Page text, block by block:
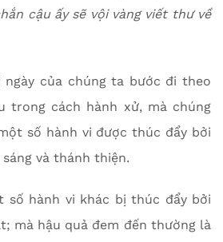
cậu ấy sẽ vội vàng viết thư về
ngày của chúng ta bước đi theo
trong cách hành xử, mà chúng
số hành vi được thúc đẩy bởi
và thánh thiện.
số hành vi khác bị thúc đẩy bởi
mà hậu quả đem đến thường là